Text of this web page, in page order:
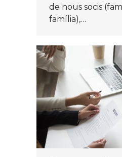
de nous socis
família),…